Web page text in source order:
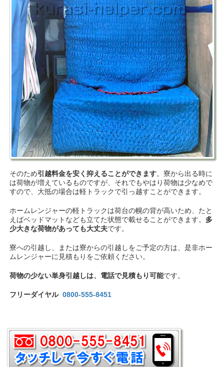
そのため引越料金を安く抑えることができます。寮から出る時に
は荷物が増えているものですが、それでもやはり荷物は少なめで
すので、大抵の場合は軽トラックで引っ越すことができます。
ホームレンジャーの軽トラックは荷台の幌の背が高いため、たと
えばベッドマットなども立てた状態で載せることができます。 多
少大きな荷物があっても大丈夫です。
寮への引越し、または寮からの引越しをご予定の方は、是非ホー
ムレンジャーに見積もりをご依頼ください。
荷物の少ない単身引越しは、電話で見積もり可能です。
フリーダイヤル0800-555-8451